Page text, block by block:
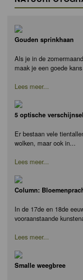
Gouden sprinkhaan
Als je in de
maak je een goede
Lees meer...
5 optische
Er bestaan vele
wolken, maar ook in...
Lees meer...
Column:
In de 17de en 18de
vooraanstaande
Lees meer...
Smalle weegbree